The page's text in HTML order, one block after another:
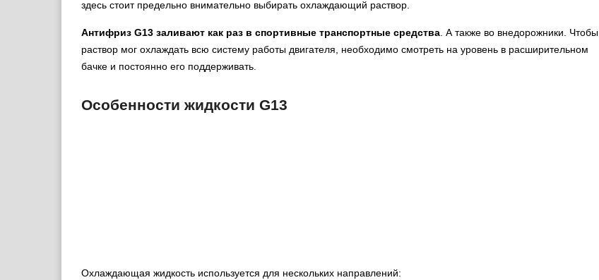
здесь стоит предельно внимательно выбирать охлаждающий раствор.
Антифриз G13 заливают как раз в спортивные транспортные средства . А также во внедорожники. Чтобы
раствор мог охлаждать всю систему работы двигателя, необходимо смотреть на уровень в расширительном
бачке и постоянно его поддерживать.
Особенности жидкости G13
Охлаждающая жидкость используется для нескольких направлений: